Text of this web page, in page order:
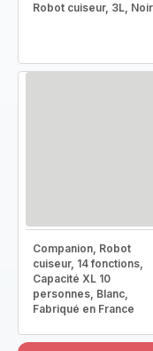
Robot cuiseur, 3L, Noir
Companion, Robot
cuiseur, 14 fonctions,
Capacité XL 10
personnes, Blanc,
Fabriqué en France